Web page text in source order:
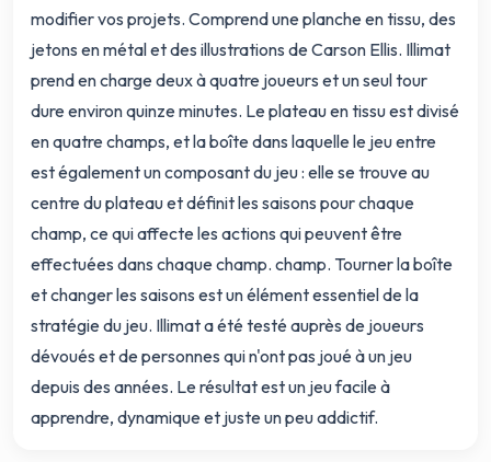
modifier vos projets. Comprend une planche en tissu, des
jetons en métal et des illustrations de Carson Ellis. Illimat
prend en charge deux à quatre joueurs et un seul tour
dure environ quinze minutes. Le plateau en tissu est divisé
en quatre champs, et la boîte dans laquelle le jeu entre
est également un composant du jeu : elle se trouve au
centre du plateau et définit les saisons pour chaque
champ, ce qui affecte les actions qui peuvent être
effectuées dans chaque champ. champ. Tourner la boîte
et changer les saisons est un élément essentiel de la
stratégie du jeu. Illimat a été testé auprès de joueurs
dévoués et de personnes qui n'ont pas joué à un jeu
depuis des années. Le résultat est un jeu facile à
apprendre, dynamique et juste un peu addictif.